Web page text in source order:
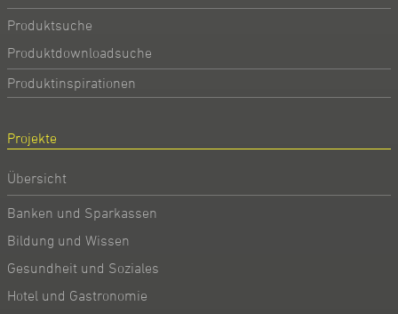
Produktsuche
Produktdownloadsuche
Produktinspirationen
Projekte
Übersicht
Banken und Sparkassen
Bildung und Wissen
Gesundheit und Soziales
Hotel und Gastronomie